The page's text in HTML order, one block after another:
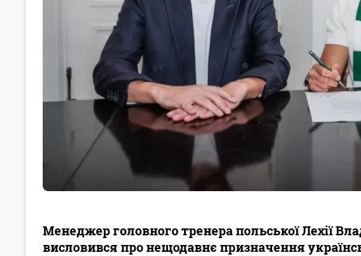
Менеджер головного тренера польської Лехії
висловився про нещодавнє призначення